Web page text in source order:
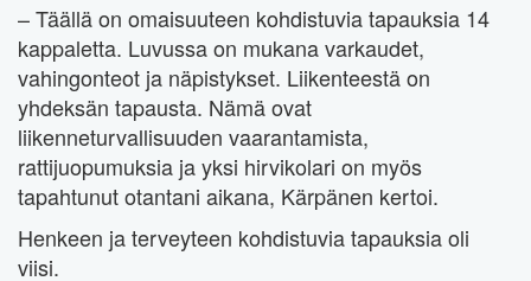
– Täällä on omaisuuteen kohdistuvia tapauksia 14
kappaletta. Luvussa on mukana varkaudet,
vahingonteot ja näpistykset. Liikenteestä on
yhdeksän tapausta. Nämä ovat
liikenneturvallisuuden vaarantamista,
rattijuopumuksia ja yksi hirvikolari on myös
tapahtunut otantani aikana, Kärpänen kertoi.
Henkeen ja terveyteen kohdistuvia tapauksia oli
viisi.